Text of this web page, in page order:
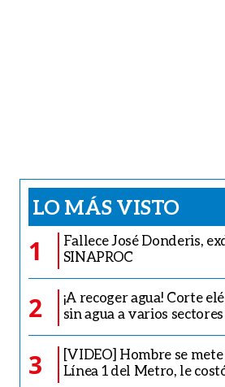
LO MÁS VISTO
1
Fallece José Donderis,
SINAPROC
2
¡A recoger agua! Corte
sin agua a varios
3
[VIDEO] Hombre se
Línea 1 del Metro, le